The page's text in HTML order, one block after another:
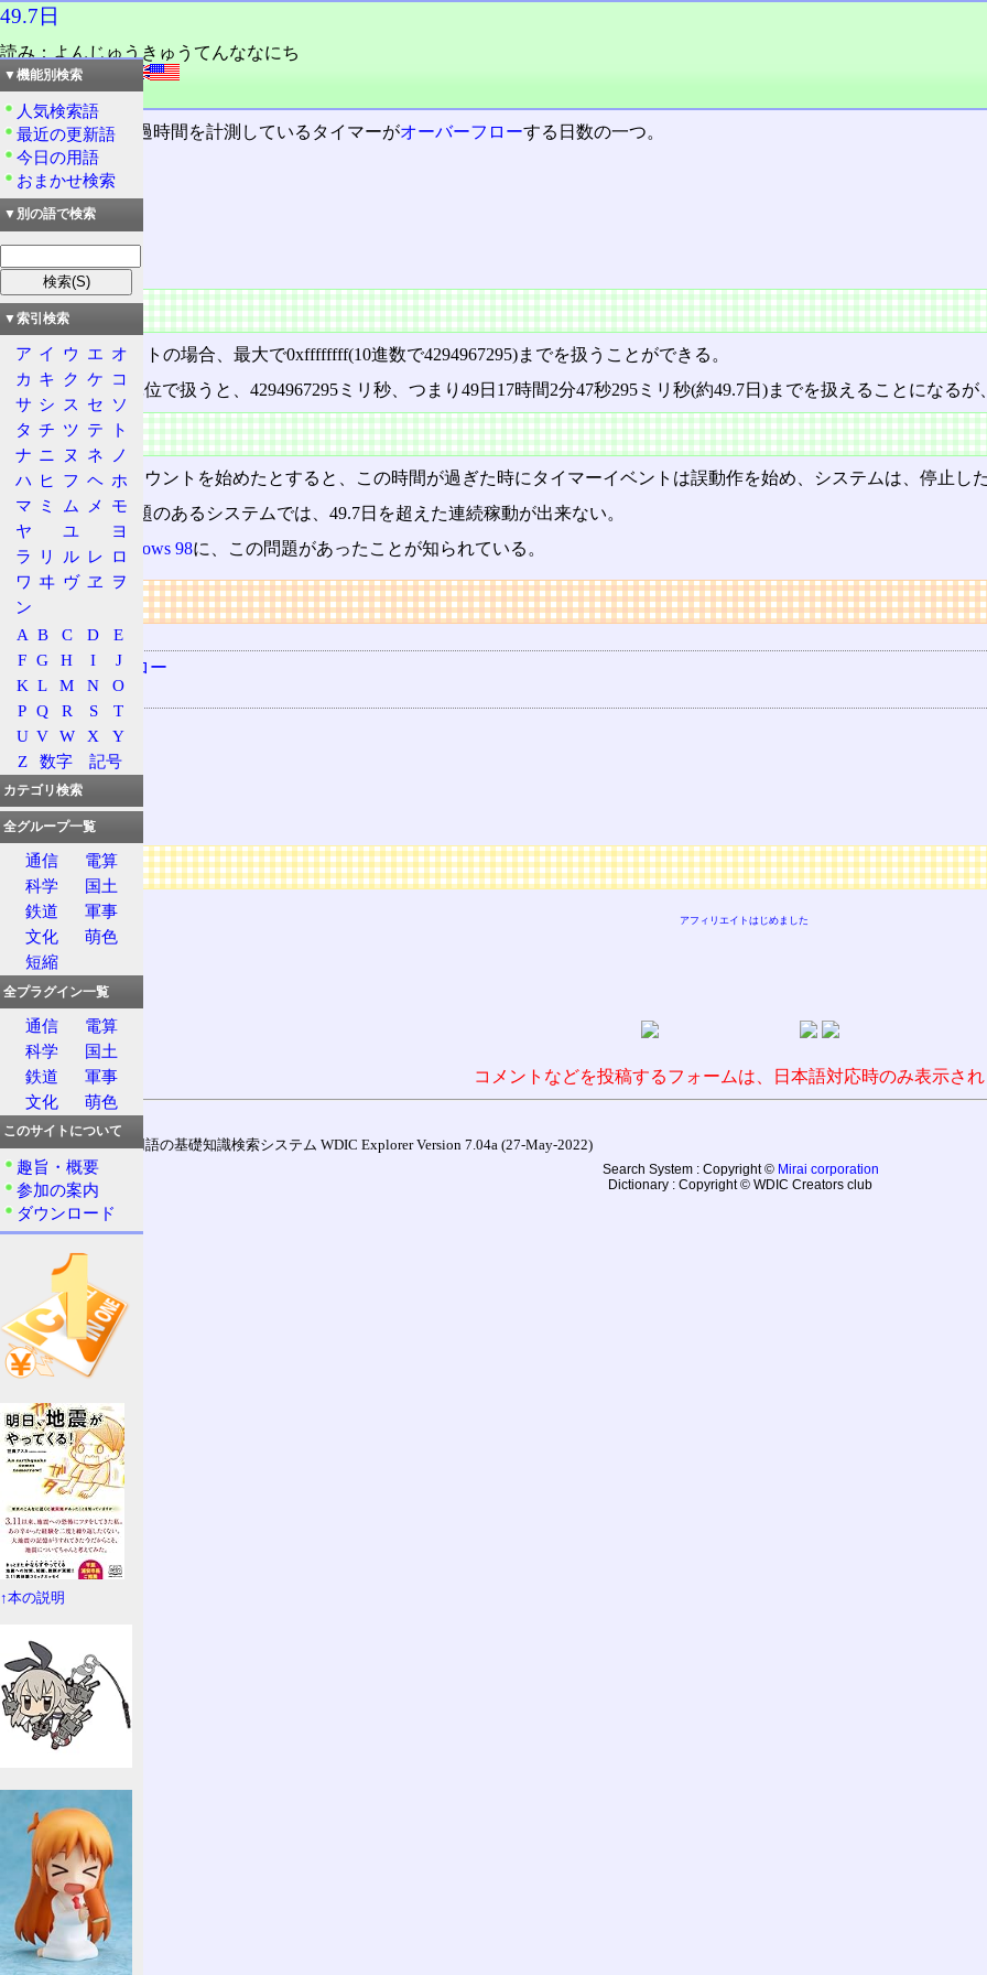
49.7日
読み：よんじゅうきゅうてんななにち
外語：49.7days
品詞：名詞
起動直後から経過時間を計測しているタイマーがオーバーフローする日数の一つ。
目次
概要
特徴
概要
unsignedで32ビットの場合、最大で0xffffffff(10進数で4294967295)までを扱うことができる。
これを1ミリ秒単位で扱うと、4294967295ミリ秒、つまり49日17時間2分47秒295ミリ秒(約49.7日)までを扱えることになる
特徴
起動後に0からカウントを始めたとすると、この時間が過ぎた時にタイマーイベントは誤動作を始め、システムは、停止し
従って、この問題のあるシステムでは、49.7日を超えた連続稼動が出来ない。
Windows 95
Windows 98に、この問題があったことが知られている。
リンク
用語の所属
オーバーフロー
関連する用語
36時間
24.9日
248日
497日
広告
アフィリエイトはじめました
コメントなどを投稿するフォームは、日本語対応時のみ表示さ
通信用語の基礎知識検索システム WDIC Explorer Version 7.04a (27-May-2022)
Search System : Copyright © Mirai corporation
Dictionary : Copyright © WDIC Creators club
▼機能別検索
人気検索語
最近の更新語
今日の用語
おまかせ検索
▼別の語で検索
▼索引検索
ア イ ウ エ オ
カ キ ク ケ コ
サ シ ス セ ソ
タ チ ツ テ
ト
ナ ニ ヌ ネ
ノ
ハ ヒ フ ヘ ホ
マ ミ ム メ
モ
ヤ
ユ
ヨ
ラ
リ ル レ ロ
ワ ヰ ヴ ヱ
ヲ
ン
A B C D
E
F G H I
J
K L M N
O
P Q R S
T
U V W X
Y
Z
数字 記号
カテゴリ検索
全グループ一覧
通信
電算
科学
国土
鉄道
軍事
文化
萌色
短縮
全プラグイン一覧
通信
電算
科学
国土
鉄道
軍事
文化
萌色
このサイトについて
趣旨・概要
参加の案内
ダウンロード
↑本の説明